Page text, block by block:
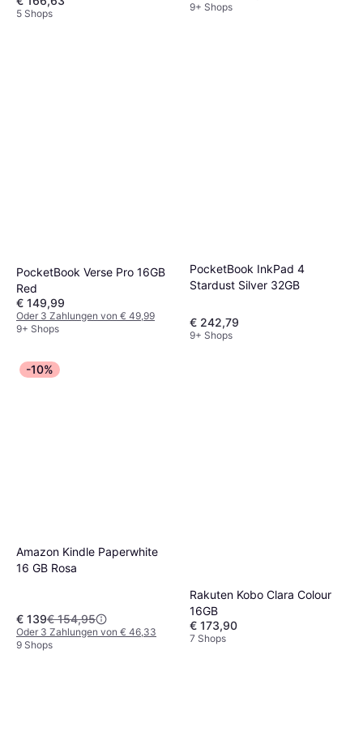
5 Shops
9+ Shops
PocketBook Verse Pro 16GB
Red
€ 149,99
Oder 3 Zahlungen von € 49,99
9+ Shops
PocketBook InkPad 4
Stardust Silver 32GB
€ 242,79
9+ Shops
-10%
Amazon Kindle Paperwhite
16 GB Rosa
€ 139€ 154,95
Oder 3 Zahlungen von € 46,33
9 Shops
Rakuten Kobo Clara Colour
16GB
€ 173,90
7 Shops